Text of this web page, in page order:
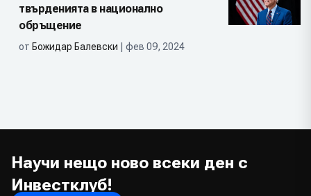
твърденията в национално
обръщение
от Божидар Балевски | фев 09, 2024
Научи нещо ново всеки ден с
Инвестклуб!